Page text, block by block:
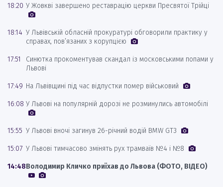
18:20 У Жовкві завершено реставрацію церкви Пресвятої Трійці
18:14 У Львівській обласній прокуратурі обговорили практику у
справах, пов’язаних з корупцією
17:51
Синютка прокоментував скандал із московськими попами у
Львові
17:49 На Львівщині під час відпустки помер військовий
16:08 У Львові на популярній дорозі не розминулись автомобілі
15:55 У Львові вночі загинув 26-річний водій BMW GT3
15:07 У Львові тимчасово змінять рух трамваїв №4 і №8
14:48Володимир Кличко приїхав до Львова (ФОТО, ВІДЕО)